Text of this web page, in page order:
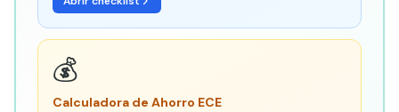
💰
Calculadora de Ahorro ECE